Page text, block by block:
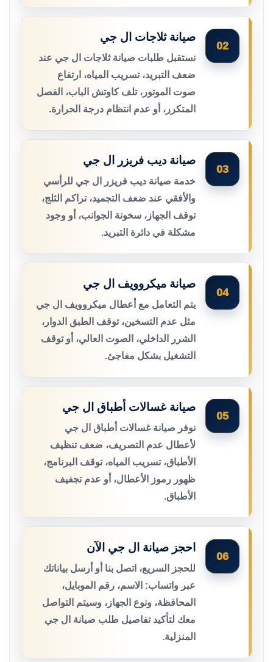
02
صيانة ثلاجات ال جي
نستقبل طلبات صيانة ثلاجات ال جي عند
ضعف التبريد، تسريب المياه، ارتفاع
صوت الموتور، تلف كاوتش الباب، الفصل
المتكرر، أو عدم انتظام درجة الحرارة.
03
صيانة ديب فريزر ال جي
خدمة صيانة ديب فريزر ال جي للرأسي
والأفقي عند ضعف التجميد، تراكم الثلج،
توقف الجهاز، سخونة الجوانب، أو وجود
مشكلة في دائرة التبريد.
04
صيانة ميكروويف ال جي
يتم التعامل مع أعطال ميكروويف ال جي
مثل عدم التسخين، توقف الطبق الدوار،
الشرر الداخلي، الصوت العالي، أو توقف
التشغيل بشكل مفاجئ.
05
صيانة غسالات أطباق ال جي
نوفر صيانة غسالات أطباق ال جي
لأعطال عدم التصريف، ضعف تنظيف
الأطباق، تسريب المياه، توقف البرنامج،
ظهور رموز الأعطال، أو عدم تجفيف
الأطباق.
06
احجز صيانة ال جي الآن
للحجز السريع، اتصل بنا أو أرسل بياناتك
عبر واتساب: الاسم، رقم الموبايل،
المحافظة، ونوع الجهاز، وسيتم التواصل
معك لتأكيد تفاصيل طلب صيانة ال جي
المنزلية.